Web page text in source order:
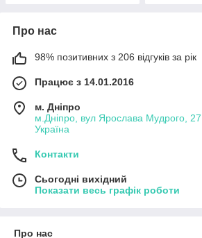
Про нас
98% позитивних з 206 відгуків за рік
Працює з 14.01.2016
м. Дніпро
м.Дніпро, вул Ярослава Мудрого,
Україна
Контакти
Сьогодні вихідний
Показати весь графік роботи
Про нас